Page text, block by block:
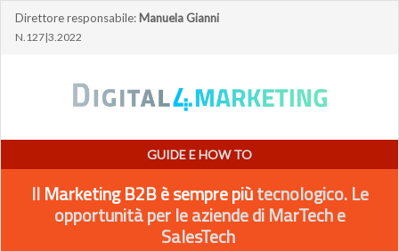
Direttore responsabile: Manuela Gianni
N.127|3.2022
GUIDE E HOW TO
IlMarketing B2B è sempre piùtecnologico. Le
opportunità per le aziende di MarTech e
SalesTech